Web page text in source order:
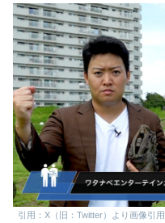
引用：X（旧：Twitter）より画像引用